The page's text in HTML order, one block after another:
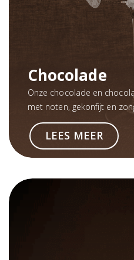
Chocolade
Onze chocolade en
met noten, gekonfijt en
LEES MEER